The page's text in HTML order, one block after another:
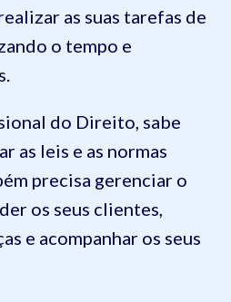
as suas tarefas de
o tempo e
do Direito, sabe
as leis e as normas
precisa gerenciar o
os seus clientes,
e acompanhar os seus